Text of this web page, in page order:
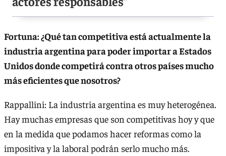
Fortuna: ¿Qué tan competitiva está actualmente la
industria argentina para poder importar a Estados
Unidos donde competirá contra otros países mucho
más eficientes que nosotros?
Rappallini: La industria argentina es muy heterogénea.
Hay muchas empresas que son competitivas hoy y que
en la medida que podamos hacer reformas como la
impositiva y la laboral podrán serlo mucho más.